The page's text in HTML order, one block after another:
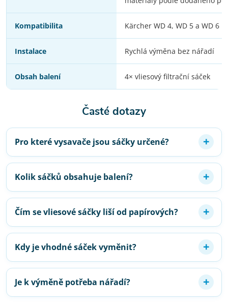
Kompatibilita Kärcher WD 4, WD 5 a WD 6
Instalace Rychlá výměna bez nářadí
Obsah balení 4× vliesový filtrační sáček
Časté dotazy
Pro které vysavače jsou sáčky určené?
Kolik sáčků obsahuje balení?
Čím se vliesové sáčky liší od papírových?
Kdy je vhodné sáček vyměnit?
Je k výměně potřeba nářadí?